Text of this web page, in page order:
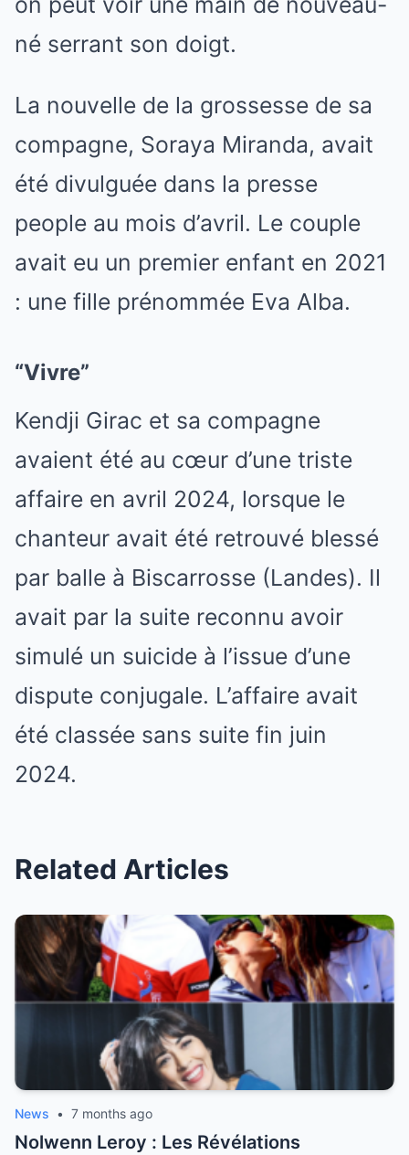
né serrant son doigt.
La nouvelle de la grossesse de sa
compagne, Soraya Miranda, avait
été divulguée dans la presse
people au mois d’avril. Le couple
avait eu un premier enfant en 2021
: une fille prénommée Eva Alba.
“Vivre”
Kendji Girac et sa compagne
avaient été au cœur d’une triste
affaire en avril 2024, lorsque le
chanteur avait été retrouvé blessé
par balle à Biscarrosse (Landes). Il
avait par la suite reconnu avoir
simulé un suicide à l’issue d’une
dispute conjugale. L’affaire avait
été classée sans suite fin juin
2024.
Related Articles
News • 7 months ago
Nolwenn Leroy : Les Révélations